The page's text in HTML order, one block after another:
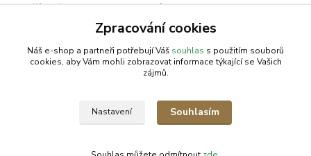
Zboží zařazeno v kategoriích
Zpracování cookies
Náš e-shop a partneři potřebují Váš souhlas s použitím souborů
cookies, aby Vám mohli zobrazovat informace týkající se Vašich
zájmů.
Nastavení Souhlasím